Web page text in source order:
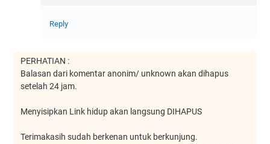
Reply
PERHATIAN :
Balasan dari komentar anonim/ unknown akan dihapus
setelah 24 jam.
Menyisipkan Link hidup akan langsung DIHAPUS
Terimakasih sudah berkenan untuk berkunjung.